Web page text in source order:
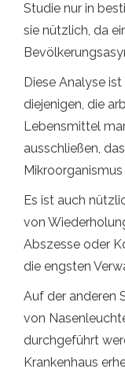
Studie nur in
sie nützlich, da
Diese Analyse
diejenigen, die
Lebensmittel
ausschließen,
Mikroorganismus
Es ist auch
von
Abszesse oder
die engsten
Auf der anderen
von
durchgeführt
Krankenhaus